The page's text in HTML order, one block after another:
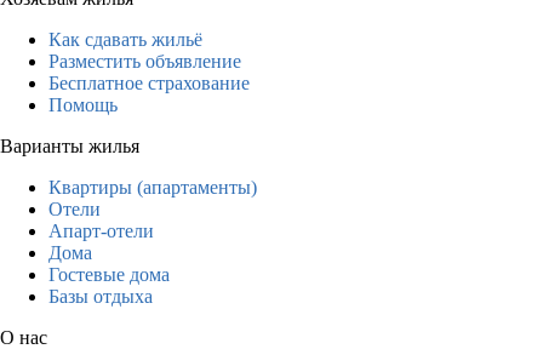
Как сдавать жильё
Разместить объявление
Бесплатное страхование
Помощь
Варианты жилья
Квартиры (апартаменты)
Отели
Апарт-отели
Дома
Гостевые дома
Базы отдыха
О нас